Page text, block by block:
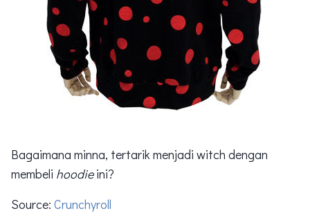
Bagaimana minna, tertarik menjadi witch dengan
membeli hoodieini?
Source: Crunchyroll